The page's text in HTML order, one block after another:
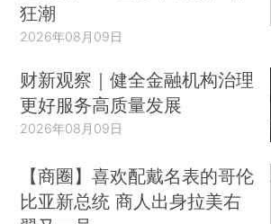
狂潮
2026年08月09日
财新观察｜健全金融机构治理
更好服务高质量发展
2026年08月09日
【商圈】喜欢配戴名表的哥伦
比亚新总统 商人出身拉美右